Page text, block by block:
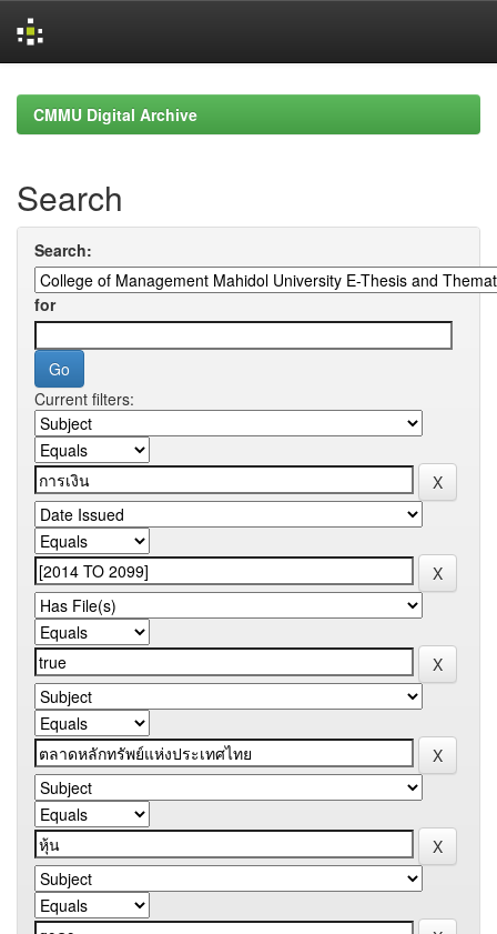
navigationCMMU Digital Archive
Search
Search:
for
Current filters: